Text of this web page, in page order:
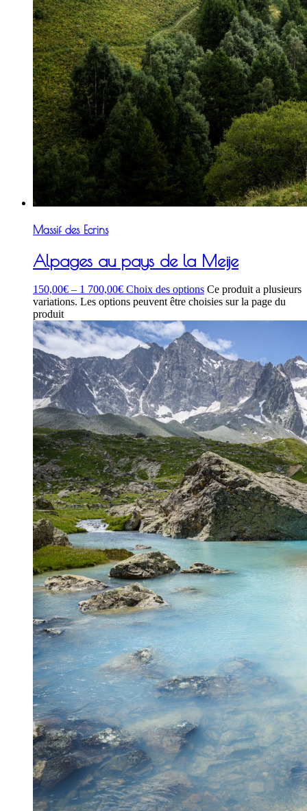
Massif des Ecrins
Alpages au pays de la Meije
150,00€ – 1 700,00€ Choix des options Ce produit a plusieurs
variations. Les options peuvent être choisies sur la page du
produit